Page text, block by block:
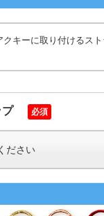
クキーに取り付けるス
プ 必須